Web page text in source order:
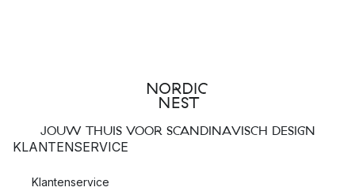
JOUW THUIS VOOR SCANDINAVISCH DESIGN
KLANTENSERVICE
Klantenservice